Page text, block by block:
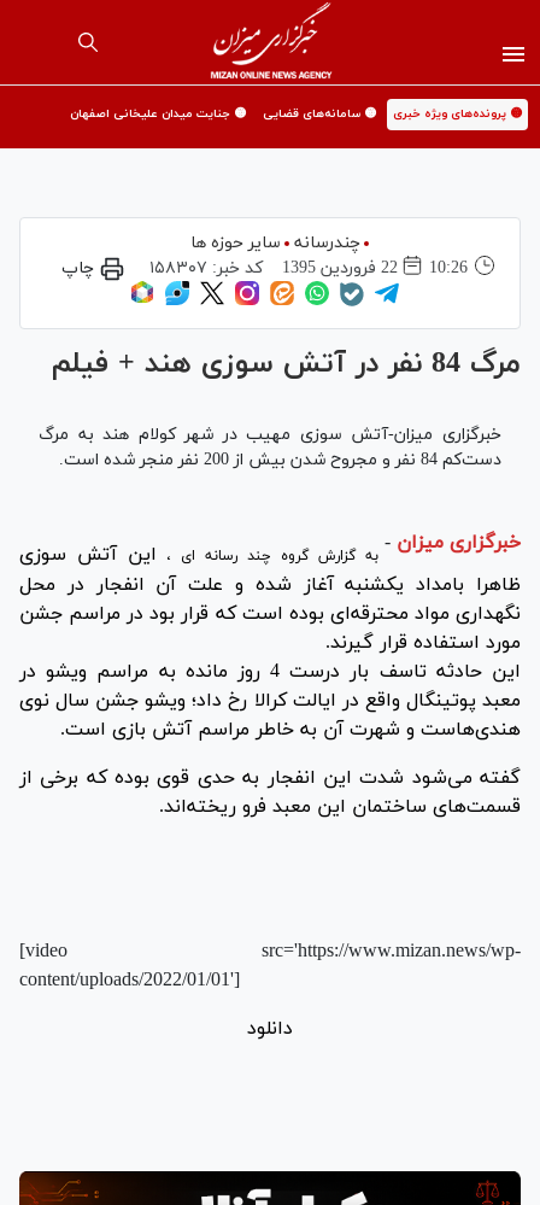
🟡 پرونده‌های ویژه خبری 🟡 سامانه‌های قضایی 🟡 جنایت میدان علیخانی اصفهان
چندرسانه
سایر حوزه ها
10:26
22 فروردين 1395 کد خبر: ۱۵۸۳۰۷ چاپ
مرگ 84 نفر در آتش سوزی هند + فیلم
خبرگزاری میزان-آتش سوزی مهیب در شهر کولام هند به مرگ
دست‌کم 84 نفر و مجروح شدن بیش از 200 نفر منجر شده است.
خبرگزاری میزان - به گزارش گروه چند رسانه‌ ای ،
این آتش سوزی
ظاهرا بامداد یکشنبه آغاز شده و علت آن انفجار در محل
نگهداری مواد محترقه‌ای بوده است که قرار بود در مراسم جشن
مورد استفاده قرار گیرند.
این حادثه تاسف بار درست 4 روز مانده به مراسم ویشو در
معبد پوتینگال واقع در ایالت کرالا رخ داد؛ ویشو جشن سال نوی
هندی‌هاست و شهرت آن به خاطر مراسم آتش بازی است.
گفته می‌شود شدت این انفجار به حدی قوی بوده که برخی از
قسمت‌های ساختمان این معبد فرو ریخته‌اند.
[video src='https://www.mizan.news/wp-
content/uploads/2022/01/01']
دانلود